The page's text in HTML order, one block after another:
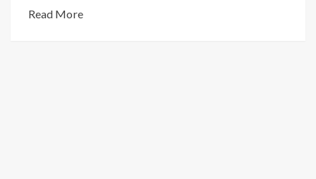
Read More